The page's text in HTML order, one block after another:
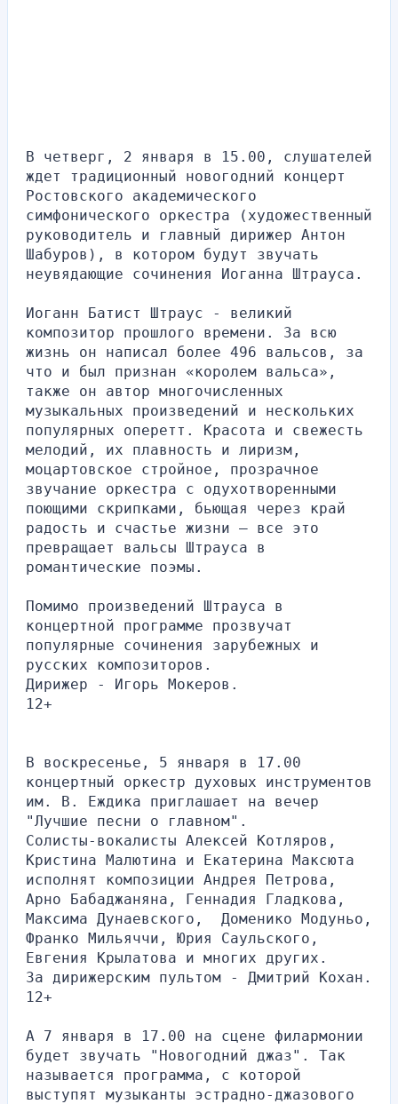
В четверг, 2 января в 15.00, слушателей
ждет традиционный новогодний концерт
Ростовского академического
симфонического оркестра (художественный
руководитель и главный дирижер Антон
Шабуров), в котором будут звучать
неувядающие сочинения Иоганна Штрауса.
Иоганн Батист Штраус - великий
композитор прошлого времени. За всю
жизнь он написал более 496 вальсов, за
что и был признан «королем вальса»,
также он автор многочисленных
музыкальных произведений и нескольких
популярных оперетт. Красота и свежесть
мелодий, их плавность и лиризм,
моцартовское стройное, прозрачное
звучание оркестра с одухотворенными
поющими скрипками, бьющая через край
радость и счастье жизни – все это
превращает вальсы Штрауса в
романтические поэмы.
Помимо произведений Штрауса в
концертной программе прозвучат
популярные сочинения зарубежных и
русских композиторов.
Дирижер - Игорь Мокеров.
12+
В воскресенье, 5 января в 17.00
концертный оркестр духовых инструментов
им. В. Еждика приглашает на вечер
"Лучшие песни о главном".
Солисты-вокалисты Алексей Котляров,
Кристина Малютина и Екатерина Максюта
исполнят композиции Андрея Петрова,
Арно Бабаджаняна, Геннадия Гладкова,
Максима Дунаевского,  Доменико Модуньо,
Франко Мильяччи, Юрия Саульского,
Евгения Крылатова и многих других.
За дирижерским пультом - Дмитрий Кохан.
12+
А 7 января в 17.00 на сцене филармонии
будет звучать "Новогодний джаз". Так
называется программа, с которой
выступят музыканты эстрадно-джазового